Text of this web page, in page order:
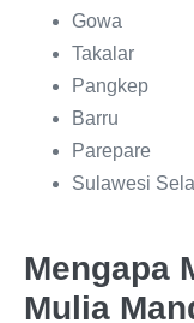
Gowa
Takalar
Pangkep
Barru
Parepare
Sulawesi
Mengapa
Mulia